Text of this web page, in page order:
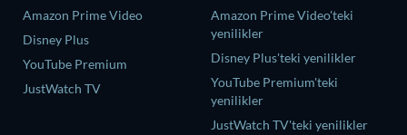
Amazon Prime Video
Disney Plus
YouTube Premium
JustWatch TV
Amazon Prime Video'teki
yenilikler
Disney Plus'teki yenilikler
YouTube Premium'teki
yenilikler
JustWatch TV'teki yenilikler